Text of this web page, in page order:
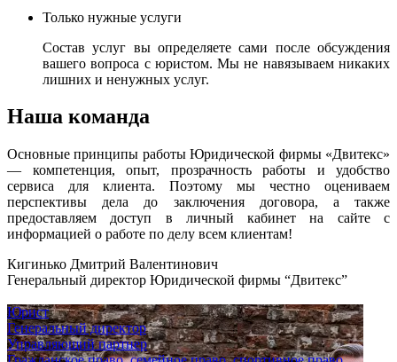
Только нужные услуги
Состав услуг вы определяете сами после обсуждения
вашего вопроса с юристом. Мы не навязываем никаких
лишних и ненужных услуг.
Наша команда
Основные принципы работы Юридической фирмы «Двитекс»
— компетенция, опыт, прозрачность работы и удобство
сервиса для клиента. Поэтому мы честно оцениваем
перспективы дела до заключения договора, а также
предоставляем доступ в личный кабинет на сайте с
информацией о работе по делу всем клиентам!
Кигинько Дмитрий Валентинович
Генеральный директор Юридической фирмы “Двитекс”
Юрист
Генеральный директор
Управляющий партнер